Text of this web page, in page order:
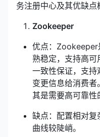
务注册中心及其优缺点
Zookeeper
优点：Zookeeper
熟稳定，支持高
一致性保证，支
变更信息给消费
其是需要高可靠性
缺点：配置相对复
曲线较陡峭。